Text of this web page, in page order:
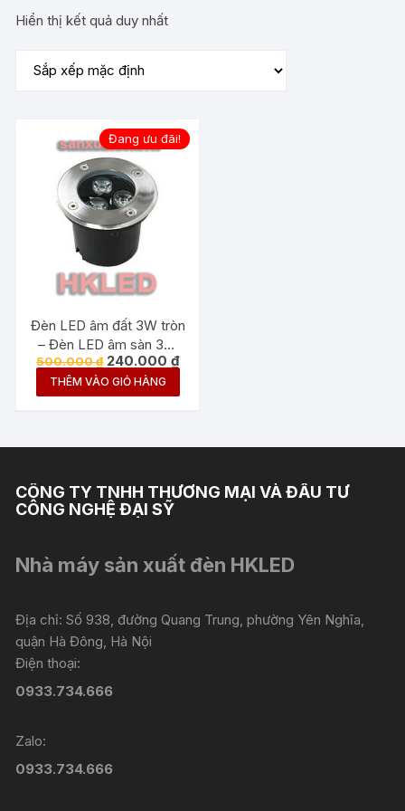
Hiển thị kết quả duy nhất
Đang ưu đãi!
Đèn LED âm đất 3W tròn
– Đèn LED âm sàn 3W
tròn
500.000₫ Giá
gốc
là:
500.000 ₫.
240.000₫Giá
hiện
là:
THÊM VÀO GIỎ HÀNG
CÔNG TY TNHH THƯƠNG MẠI VÀ ĐẦU TƯ
CÔNG NGHỆ ĐẠI SỸ
Nhà máy sản xuất đèn HKLED
Địa chỉ: Số 938, đường Quang Trung, phường Yên Nghĩa,
quận Hà Đông, Hà Nội
Điện thoại:
0933.734.666
Zalo:
0933.734.666